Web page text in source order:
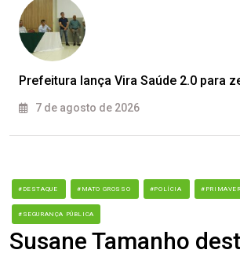
Prefeitura lança Vira Saúde 2.0 para
7 de agosto de 2026
#DESTAQUE #MATO GROSSO #POLÍCIA
#SEGURANÇA PÚBLICA
Susane Tamanho